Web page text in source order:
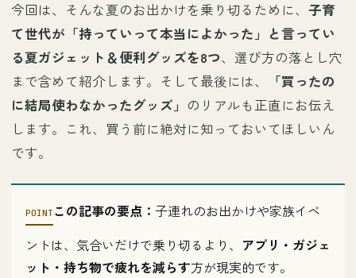
今回は、そんな夏のお出かけを乗り切るために、 子育
て世代が「持っていって本当によかった」と言ってい
る夏ガジェット＆便利グッズを8つ、選び方の落とし穴
まで含めて紹介します。そして最後には、
「買ったの
に結局使わなかったグッズ」 のリアルも正直にお伝え
します。これ、買う前に絶対に知っておいてほしいん
です。
この記事の要点： 子連れのお出かけや家族イベ
ントは、気合いだけで乗り切るより、 アプリ・ガジェ
ット・持ち物で疲れを減らす方が現実的です。